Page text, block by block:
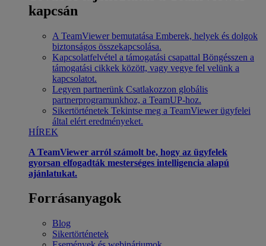
kapcsán
A TeamViewer bemutatása Emberek, helyek és dolgok
biztonságos összekapcsolása.
Kapcsolatfelvétel a támogatási csapattal Böngésszen a
támogatási cikkek között, vagy vegye fel velünk a
kapcsolatot.
Legyen partnerünk Csatlakozzon globális
partnerprogramunkhoz, a TeamUP-hoz.
Sikertörténetek Tekintse meg a TeamViewer ügyfelei
által elért eredményeket.
HÍREK
A TeamViewer arról számolt be, hogy az ügyfelek
gyorsan elfogadták mesterséges intelligencia alapú
ajánlatukat.
Forrásanyagok
Blog
Sikertörténetek